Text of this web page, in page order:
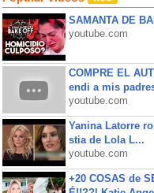
SAMANTA DE
youtube.com
COMPRE EL
endi a mis
youtube.com
Yanina Latorre
stia de Lola L...
youtube.com
+20 COSAS de